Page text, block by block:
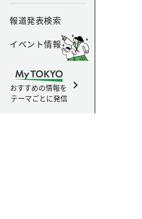
報道発表検索
イベント情報
おすすめの情報を
テーマごとに発信